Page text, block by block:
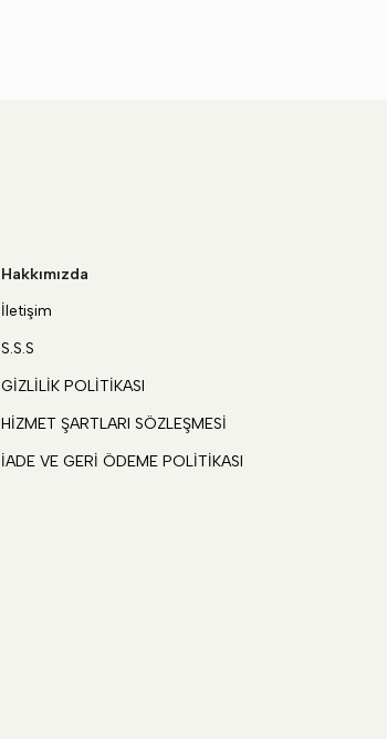
Hakkımızda
İletişim
S.S.S
GİZLİLİK POLİTİKASI
HİZMET ŞARTLARI SÖZLEŞMESİ
İADE VE GERİ ÖDEME POLİTİKASI